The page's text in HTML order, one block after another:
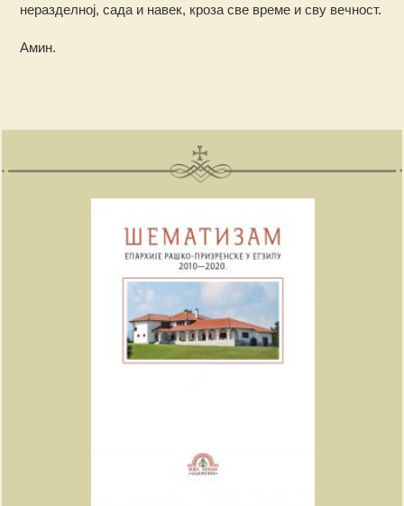
неразделној, сада и навек, кроза све време и сву вечност.
Амин.